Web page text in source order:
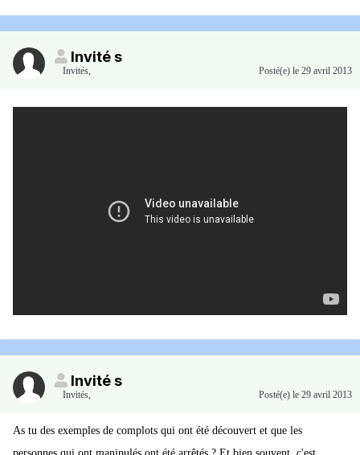
Invité s
Invités, Posté(e) le 29 avril 2013
Invité s
Invités, Posté(e) le 29 avril 2013
As tu des exemples de complots qui ont été découvert et que les